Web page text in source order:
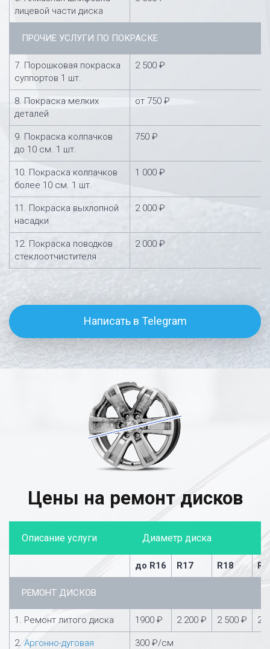
лицевой части диска
ПРОЧИЕ УСЛУГИ ПО ПОКРАСКЕ
7. Порошковая покраска
суппортов 1 шт.
2 500 ₽
8. Покраска мелких
деталей
от 750 ₽
9. Покраска колпачков
до 10 см. 1 шт.
750 ₽
10. Покраска колпачков
более 10 см. 1 шт.
1 000 ₽
11. Покраска выхлопной
насадки
2 000 ₽
12. Покраска поводков
стеклоотчистителя
2 000 ₽
Написать в Telegram
Цены на ремонт дисков
Описание услуги Диаметр диска
до R16 R17 R18
РЕМОНТ ДИСКОВ
1. Ремонт литого диска 1900 ₽ 2 200 ₽ 2 500 ₽ 2
2. Аргонно-дуговая
300 ₽/см